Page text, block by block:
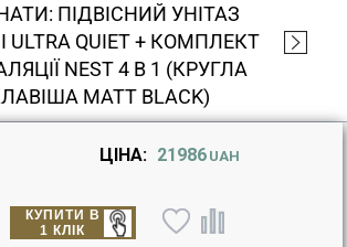
ПІДВІСНИЙ УНІТАЗ
ULTRA QUIET + КОМПЛЕКТ
NEST 4 В 1 (КРУГЛА
MATT BLACK)
ЦІНА: 21986 UAH
КУПИТИ В
1 КЛІК